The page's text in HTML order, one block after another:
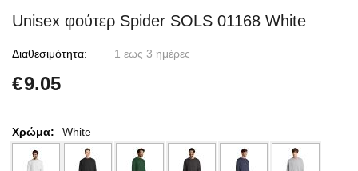
Unisex φούτερ Spider SOLS 01168 White
Διαθεσιμότητα: 1 εως 3 ημέρες
€9.05
Χρώμα: White